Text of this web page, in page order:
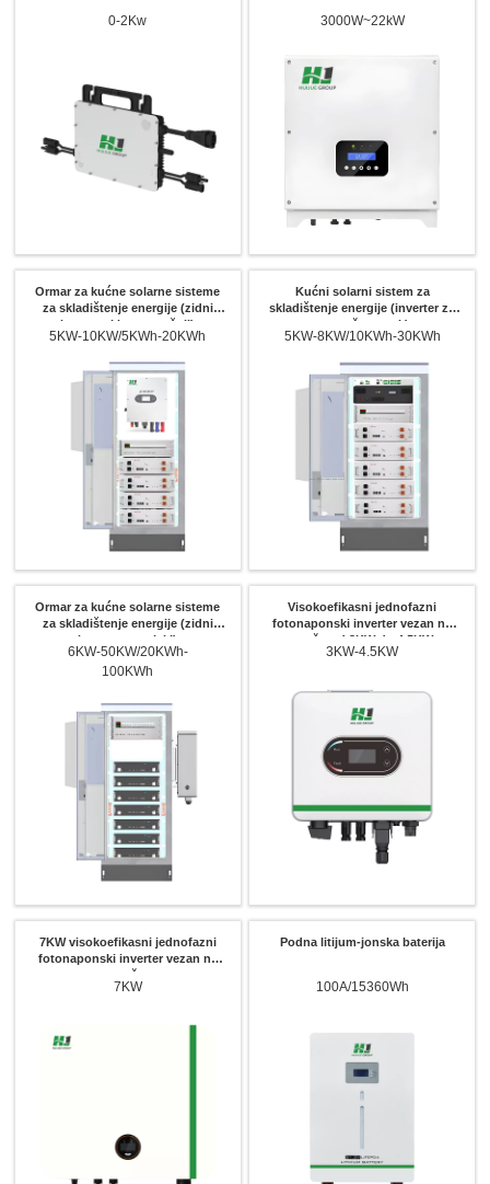
0-2Kw 3000W~22kW
Ormar za kućne solarne sisteme
za skladištenje energije (zidni
inverterski - unutrašnji)
5KW-10KW/5KWh-20KWh
Kućni solarni sistem za
skladištenje energije (inverter za
montažu u rack)
5KW-8KW/10KWh-30KWh
Ormar za kućne solarne sisteme
za skladištenje energije (zidni
inverter - vanjski)
6KW-50KW/20KWh-
100KWh
Visokoefikasni jednofazni
fotonaponski inverter vezan na
mrežu od 3KW do 4.5KW
3KW-4.5KW
7KW visokoefikasni jednofazni
fotonaponski inverter vezan na
mrežu
7KW
Podna litijum-jonska baterija
100A/15360Wh